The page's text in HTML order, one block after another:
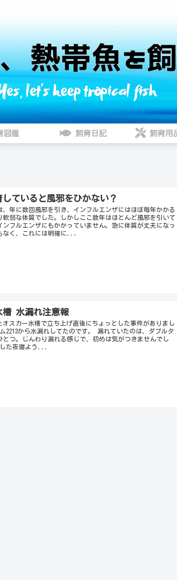
図鑑 飼育日記 飼育用
していると風邪をひかない？
、年に数回風邪を引き、インフルエンザにはほぼ毎年かかる
軟弱な体質でした。しかしここ数年はほとんど風邪を引いて
ンフルエンザにもかかっていません。急に体質が丈夫になっ
なく、これには明確に...
槽 水漏れ注意報
オスカー水槽で立ち上げ直後にちょっとした事件がありまし
2213から水漏れしてたのです。 漏れていたのは、ダブルタ
とつ。じんわり漏れる感じで、初めは気がつきませんでし
た夜寝よう...